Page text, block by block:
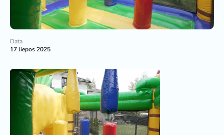
Data
17 liepos 2025